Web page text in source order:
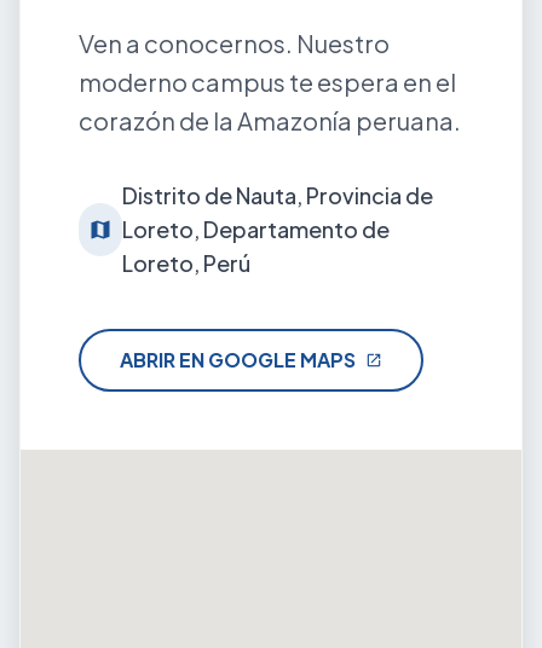
Ven a conocernos. Nuestro
moderno campus te espera en el
corazón de la Amazonía peruana.
map
Distrito de Nauta, Provincia de
Loreto, Departamento de
Loreto, Perú
ABRIR EN GOOGLE MAPS open_in_new